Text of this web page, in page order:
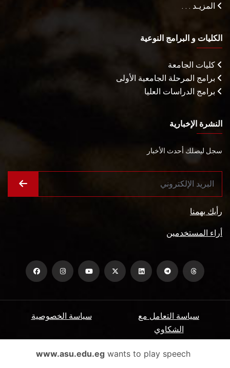
المزيـد . . .
الكليات و البرامج النوعية
كليات الجامعة
برامج المرحلة الجامعية الأولى
برامج الدراسات العليا
النشرة الإخبارية
سجل ليصلك أحدث الأخبار
رأيك يهمنا
أراء المستخدمين
سياسة الخصوصية
سياسة التعامل مع
الشكاوي
الأسئلة الشائعة ميثاق المتعاملين www.asu.edu.egwants to play speech